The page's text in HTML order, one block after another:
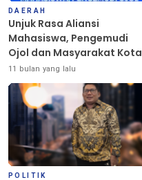
DAERAH
Unjuk Rasa Aliansi
Mahasiswa, Pengemudi
Ojol dan Masyarakat Kota
Palu Berlangsung Damai
11 bulan yang lalu
POLITIK